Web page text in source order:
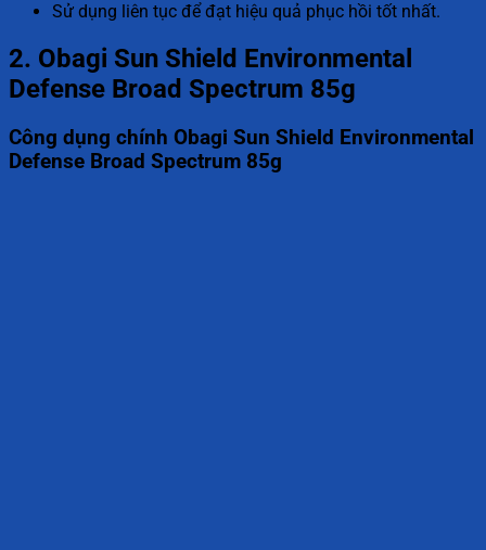
Sử dụng liên tục để đạt hiệu quả phục hồi tốt nhất.
2. Obagi Sun Shield Environmental
Defense Broad Spectrum 85g
Công dụng chính Obagi Sun Shield Environmental
Defense Broad Spectrum 85g